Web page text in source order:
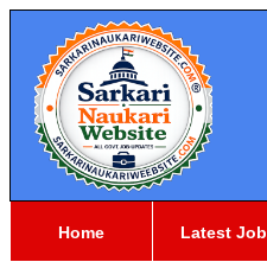
Home Latest Job